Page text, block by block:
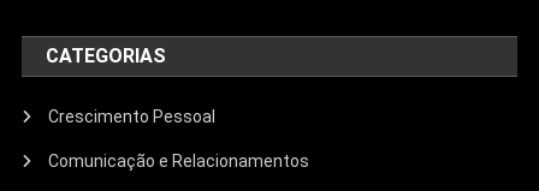
CATEGORIAS
Crescimento Pessoal
Comunicação e Relacionamentos